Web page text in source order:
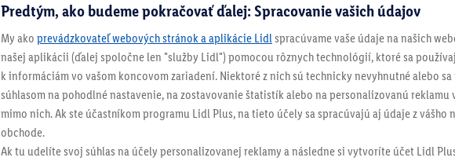
Predtým, ako budeme pokračovať ďalej: Spracovanie vašich údajov
My ako prevádzkovateľ webových stránok a aplikácie Lidl spracúvame vaše údaje na našich
našej aplikácii (ďalej spoločne len "služby Lidl") pomocou rôznych technológií, ktoré sa
k informáciám vo vašom koncovom zariadení. Niektoré z nich sú technicky nevyhnutné alebo
súhlasom na pohodlné nastavenie, na zostavovanie štatistík alebo na personalizovanú reklamu
mimo nich. Ak ste účastníkom programu Lidl Plus, na tieto účely sa spracúvajú aj údaje z vášho
obchode.
Ak tu udelíte svoj súhlas na účely personalizovanej reklamy a následne si vytvoríte účet Lidl